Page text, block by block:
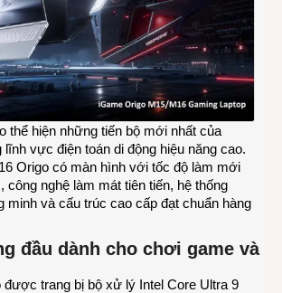
thể hiện những tiến bộ mới nhất của
vực điện toán di động hiệu năng cao.
Origo có màn hình với tốc độ làm mới
công nghệ làm mát tiên tiến, hệ thống
minh và cấu trúc cao cấp đạt chuẩn hàng
đầu dành cho chơi game và
được trang bị bộ xử lý Intel Core Ultra 9